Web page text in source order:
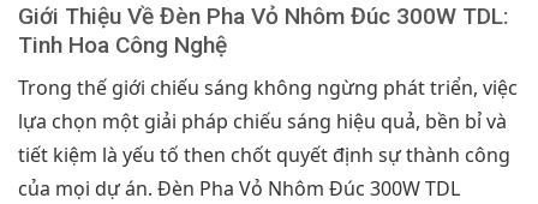
Giới Thiệu Về Đèn Pha Vỏ Nhôm Đúc 300W TDL:
Tinh Hoa Công Nghệ
Trong thế giới chiếu sáng không ngừng phát triển, việc
lựa chọn một giải pháp chiếu sáng hiệu quả, bền bỉ và
tiết kiệm là yếu tố then chốt quyết định sự thành công
của mọi dự án. Đèn Pha Vỏ Nhôm Đúc 300W TDL